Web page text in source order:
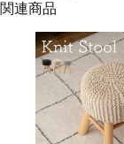
関連商品